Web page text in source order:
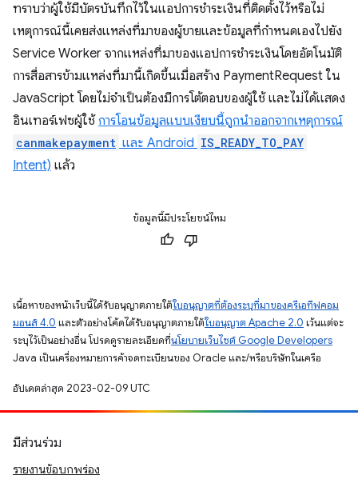
ทราบว่าผู้ใช้มีบัตรบันทึกไว้ในแอปการชำระเงินที่ติดตั้งไว้หรือไม่
เหตุการณ์นี้เคยส่งแหล่งที่มาของผู้ขายและข้อมูลที่กำหนดเองไปยัง
Service Worker จากแหล่งที่มาของแอปการชำระเงินโดยอัตโนมัติ
การสื่อสารข้ามแหล่งที่มานี้เกิดขึ้นเมื่อสร้าง PaymentRequest ใน
JavaScript โดยไม่จำเป็นต้องมีการโต้ตอบของผู้ใช้ และไม่ได้แสดง
อินเทอร์เฟซผู้ใช้ การโอนข้อมูลแบบเงียบนี้ถูกนําออกจากเหตุการณ์
canmakepayment และ Android IS_READY_TO_PAY
Intent) แล้ว
ข้อมูลนี้มีประโยชน์ไหม
เนื้อหาของหน้าเว็บนี้ได้รับอนุญาตภายใต้ใบอนุญาตที่ต้องระบุที่มาของครีเอทีฟคอม
มอนส์ 4.0 และตัวอย่างโค้ดได้รับอนุญาตภายใต้ใบอนุญาต Apache 2.0 เว้นแต่จะ
ระบุไว้เป็นอย่างอื่น โปรดดูรายละเอียดที่นโยบายเว็บไซต์ Google Developers
Java เป็นเครื่องหมายการค้าจดทะเบียนของ Oracle และ/หรือบริษัทในเครือ
อัปเดตล่าสุด 2023-02-09 UTC
มีส่วนร่วม
รายงานข้อบกพร่อง